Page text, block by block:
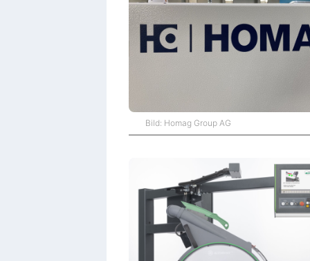
Bild: Homag Group AG